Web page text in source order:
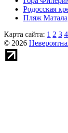
Родосская
Пляж Матала
Карта сайта: 1 2 3 4
© 2026